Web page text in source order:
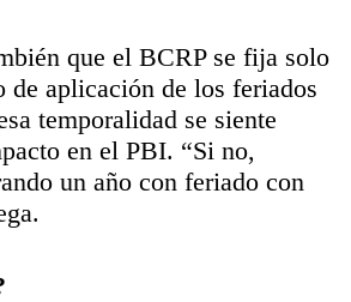
que el BCRP se fija solo
de aplicación de los feriados
temporalidad se siente
en el PBI. “Si no,
un año con feriado con